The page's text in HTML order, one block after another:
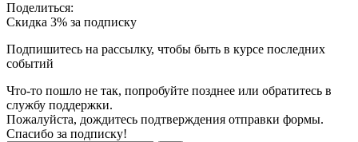
Поделиться:
Скидка 3% за подписку
Подпишитесь на рассылку, чтобы быть в курсе последних
событий
Что-то пошло не так, попробуйте позднее или обратитесь в
службу поддержки.
Пожалуйста, дождитесь подтверждения отправки формы.
Спасибо за подписку!